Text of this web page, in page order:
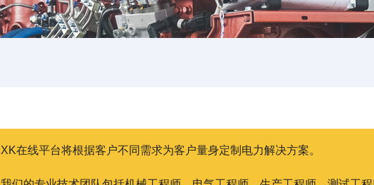
成为合作伙伴
道依茨系列
沃尔沃系列
800-1200KW
1200-1500KW
房地产
XK在线平台将根据客户不同需求为客户量身定制电力解决方案。